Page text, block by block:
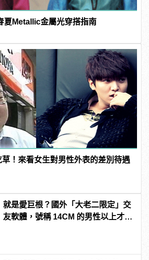
夏Metallic金屬光穿搭指南
！來看女生對男性外表的差別待遇
就是愛巨根？國外「大老二限定」交
友軟體，號稱 14CM 的男性以上才給